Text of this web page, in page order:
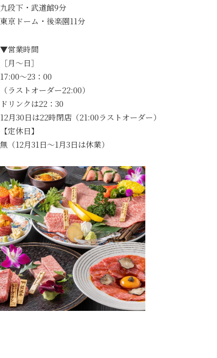
九段下・武道館9分
東京ドーム・後楽園11分
▼営業時間
［月～日］
17:00～23：00
（ラストオーダー22:00）
ドリンクは22：30
12月30日は22時閉店（21:00ラストオーダー）
【定休日】
無（12月31日～1月3日は休業）